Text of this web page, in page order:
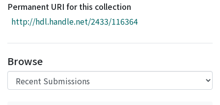
Download Ranking
Access Statistics
Permanent URI for this collection
http://hdl.handle.net/2433/116364
Browse